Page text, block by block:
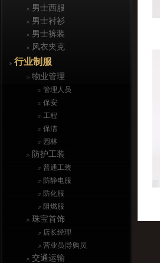
男士西服
男士衬衫
男士裤装
风衣夹克
行业制服
物业管理
管理人员
保安
工程
保洁
园林
防护工装
普通工装
防静电服
防化服
阻燃服
珠宝首饰
店长经理
营业员|导购员
交通运输